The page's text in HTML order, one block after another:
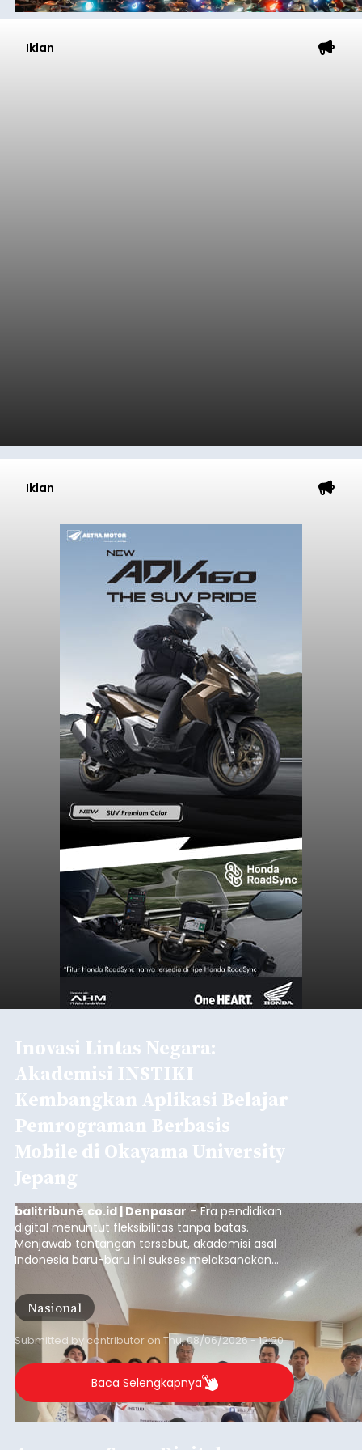
Iklan
Iklan
Inovasi Lintas Negara:
Akademisi INSTIKI
Kembangkan Aplikasi Belajar
Pemrograman Berbasis
Mobile di Okayama University
Jepang
balitribune.co.id | Denpasar – Era pendidikan
digital menuntut fleksibilitas tanpa batas.
Menjawab tantangan tersebut, akademisi asal
Indonesia baru-baru ini sukses melaksanakan
program Pengabdian Kepada Masyarakat (PKM)
skala internasional di Distributed Systems
Laboratory, Okayama University, Jepang.
Nasional
Submitted by contributor on Thu, 08/06/2026 - 12:20
Baca Selengkapnya